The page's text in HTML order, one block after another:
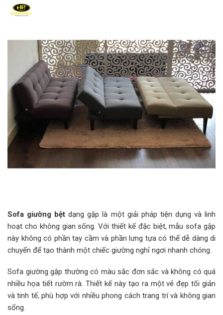
Sofa giường bệt dạng gập là một giải pháp tiện dụng và linh
hoạt cho không gian sống. Với thiết kế đặc biệt, mẫu sofa gập
này không có phần tay cầm và phần lưng tựa có thể dễ dàng di
chuyển để tạo thành một chiếc giường nghỉ ngơi nhanh chóng.
Sofa giường gập thường có màu sắc đơn sắc và không có quá
nhiều họa tiết rườm rà. Thiết kế này tạo ra một vẻ đẹp tối giản
và tinh tế, phù hợp với nhiều phong cách trang trí và không gian
sống.